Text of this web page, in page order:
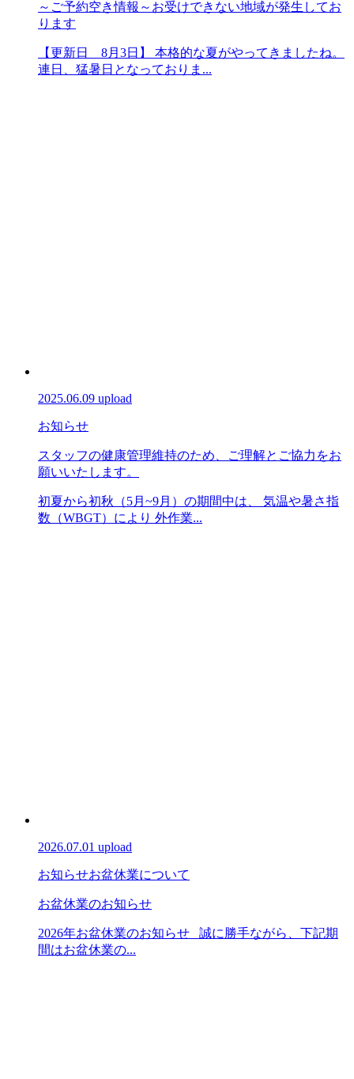
～ご予約空き情報～お受けできない地域が発生してお
ります
【更新日 8月3日】 本格的な夏がやってきましたね。
連日、猛暑日となっておりま...
2025.06.09 upload
お知らせ
スタッフの健康管理維持のため、ご理解とご協力をお
願いいたします。
初夏から初秋（5月~9月）の期間中は、 気温や暑さ指
数（WBGT）により 外作業...
2026.07.01 upload
お知らせお盆休業について
お盆休業のお知らせ
2026年お盆休業のお知らせ 誠に勝手ながら、下記期
間はお盆休業の...